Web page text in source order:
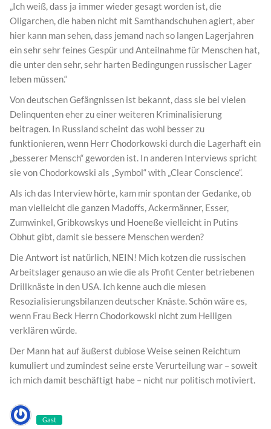
„Ich weiß, dass ja immer wieder gesagt worden ist, die
Oligarchen, die haben nicht mit Samthandschuhen agiert, aber
hier kann man sehen, dass jemand nach so langen Lagerjahren
ein sehr sehr feines Gespür und Anteilnahme für Menschen hat,
die unter den sehr, sehr harten Bedingungen russischer Lager
leben müssen.“
Von deutschen Gefängnissen ist bekannt, dass sie bei vielen
Delinquenten eher zu einer weiteren Kriminalisierung
beitragen. In Russland scheint das wohl besser zu
funktionieren, wenn Herr Chodorkowski durch die Lagerhaft ein
„besserer Mensch“ geworden ist. In anderen Interviews spricht
sie von Chodorkowski als „Symbol“ with „Clear Conscience“.
Als ich das Interview hörte, kam mir spontan der Gedanke, ob
man vielleicht die ganzen Madoffs, Ackermänner, Esser,
Zumwinkel, Gribkowskys und Hoeneße vielleicht in Putins
Obhut gibt, damit sie bessere Menschen werden?
Die Antwort ist natürlich, NEIN! Mich kotzen die russischen
Arbeitslager genauso an wie die als Profit Center betriebenen
Drillknäste in den USA. Ich kenne auch die miesen
Resozialisierungsbilanzen deutscher Knäste. Schön wäre es,
wenn Frau Beck Herrn Chodorkowski nicht zum Heiligen
verklären würde.
Der Mann hat auf äußerst dubiose Weise seinen Reichtum
kumuliert und zumindest seine erste Verurteilung war – soweit
ich mich damit beschäftigt habe – nicht nur politisch motiviert.
Gast